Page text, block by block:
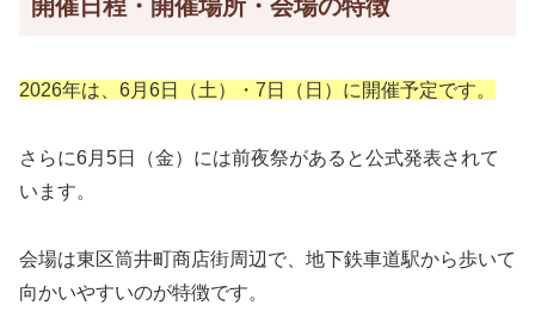
開催日程・開催場所・会場の特徴
2026年は、6月6日（土）・7日（日）に開催予定です。
さらに6月5日（金）には前夜祭があると公式発表されて
います。
会場は東区筒井町商店街周辺で、地下鉄車道駅から歩いて
向かいやすいのが特徴です。